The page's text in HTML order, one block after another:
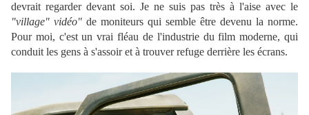
devrait regarder devant soi. Je ne suis pas très à l'aise avec le
"village" vidéo" de moniteurs qui semble être devenu la norme.
Pour moi, c'est un vrai fléau de l'industrie du film moderne, qui
conduit les gens à s'assoir et à trouver refuge derrière les écrans.